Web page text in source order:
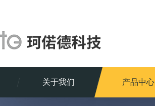
关于我们 产品中心